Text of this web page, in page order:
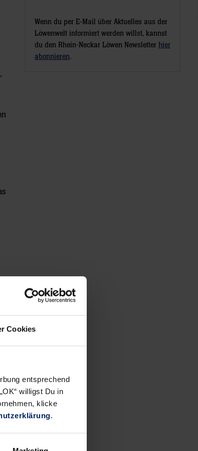
Cookies
entsprechend
willigst Du in
klicke
.
Wenn du per E-Mail über Aktuelles aus der
Löwenwelt informiert werden willst, kannst
du den Rhein-Neckar Löwen Newsletter hier
abonnieren.